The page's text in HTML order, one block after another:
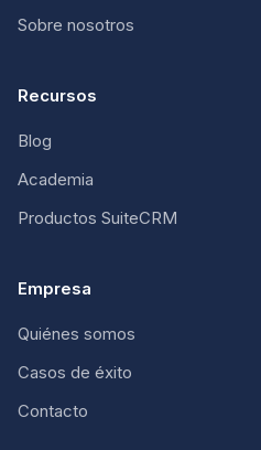
Sobre nosotros
Recursos
Blog
Academia
Productos SuiteCRM
Empresa
Quiénes somos
Casos de éxito
Contacto